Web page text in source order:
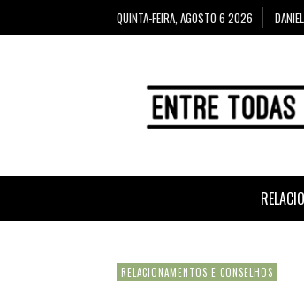
QUINTA-FEIRA, AGOSTO 6 2026
RELACIONAMENTOS E CONSELHOS